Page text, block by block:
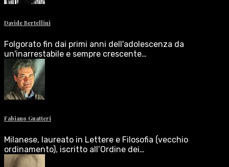
Davide Bertellini
Folgorato fin dai primi anni dell'adolescenza da
un'inarrestabile e sempre crescente…
Fabiano Guatteri
Milanese, laureato in Lettere e Filosofia (vecchio
ordinamento), iscritto all’Ordine dei…